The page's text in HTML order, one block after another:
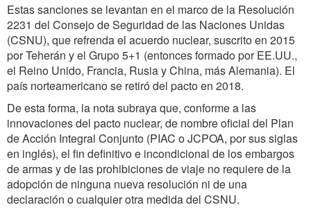
Estas sanciones se levantan en el marco de la Resolución
2231 del Consejo de Seguridad de las Naciones Unidas
(CSNU), que refrenda el acuerdo nuclear, suscrito en 2015
por Teherán y el Grupo 5+1 (entonces formado por EE.UU.,
el Reino Unido, Francia, Rusia y China, más Alemania). El
país norteamericano se retiró del pacto en 2018.
De esta forma, la nota subraya que, conforme a las
innovaciones del pacto nuclear, de nombre oficial del Plan
de Acción Integral Conjunto (PIAC o JCPOA, por sus siglas
en inglés), el fin definitivo e incondicional de los embargos
de armas y de las prohibiciones de viaje no requiere de la
adopción de ninguna nueva resolución ni de una
declaración o cualquier otra medida del CSNU.